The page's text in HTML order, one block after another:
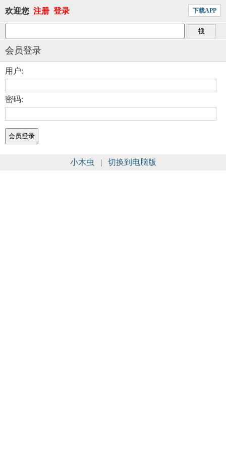
欢迎您 注册 登录 下载APP
会员登录
用户:
密码:
小木虫 | 切换到电脑版